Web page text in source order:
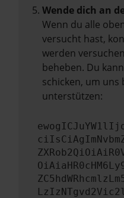
Wende dich an
Wenn du alle
versucht hast,
werden
beheben. Du
schicken, um uns
unterstützen: